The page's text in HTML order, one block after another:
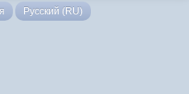
Русский (RU)